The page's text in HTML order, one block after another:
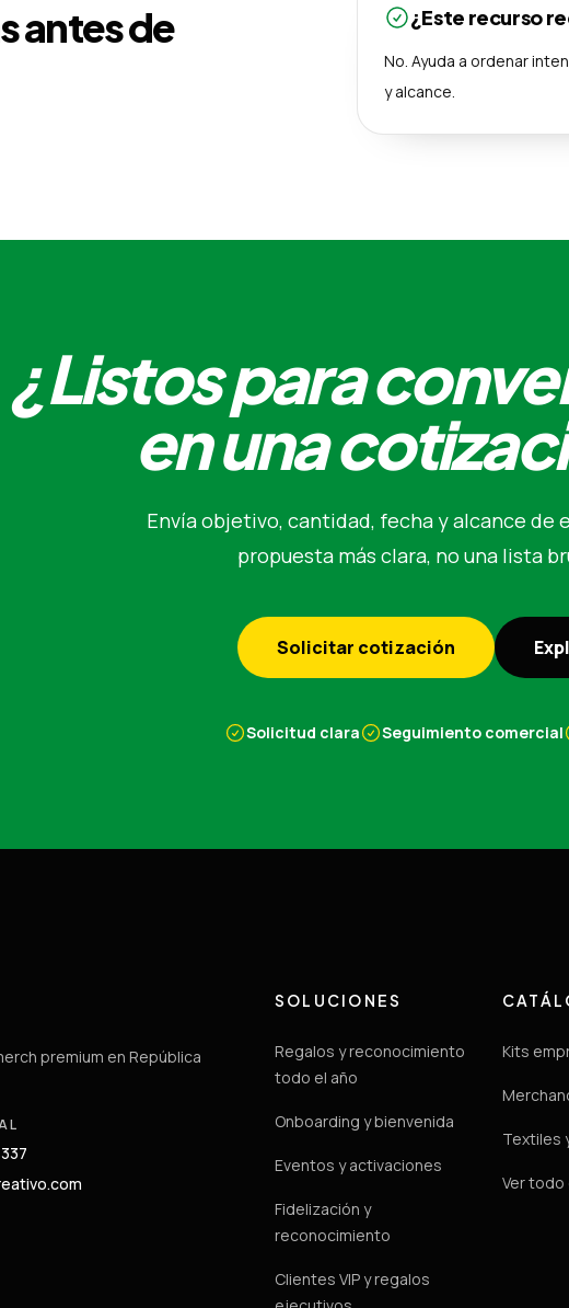
antes de
¿Este recurso
No. Ayuda a ordenar
y alcance.
¿Listos para
en una
Envía objetivo, cantidad, fecha y alcance de
propuesta más clara, no una lista
Solicitar cotización
Solicitud clara Seguimiento comercial
premium en República
SOLUCIONES
Regalos y reconocimiento
todo el año
Onboarding y bienvenida
Eventos y activaciones
Fidelización y
reconocimiento
Clientes VIP y regalos
Kits
Textiles
Ver